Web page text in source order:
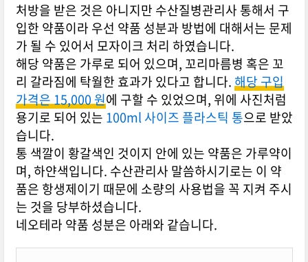
처방을 받은 것은 아니지만 수산질병관리사 통해서 구
입한 약품이라 우선 약품 성분과 방법에 대해서는 문제
가 될 수 있어서 모자이크 처리 하였습니다.
해당 약품은 가루로 되어 있으며, 꼬리마름병 혹은 꼬
리 갈라짐에 탁월한 효과가 있다고 합니다.해당 구입
가격은 15,000 원에 구할 수 있었으며, 위에 사진처럼
용기로 되어 있는 100ml 사이즈 플라스틱 통으로 받았
습니다.
통 색깔이 황갈색인 것이지 안에 있는 약품은 가루약이
며, 하얀색입니다. 수산관리사 말씀하시기로는 이 약
품은 항생제이기 때문에 소량의 사용법을 꼭 지켜 주시
는 것을 당부하셨습니다.
네오테라 약품 성분은 아래와 같습니다.